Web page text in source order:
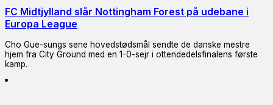
FC Midtjylland slår Nottingham Forest på udebane i
Europa League
Cho Gue-sungs sene hovedstødsmål sendte de danske mestre
hjem fra City Ground med en 1-0-sejr i ottendedelsfinalens første
kamp.